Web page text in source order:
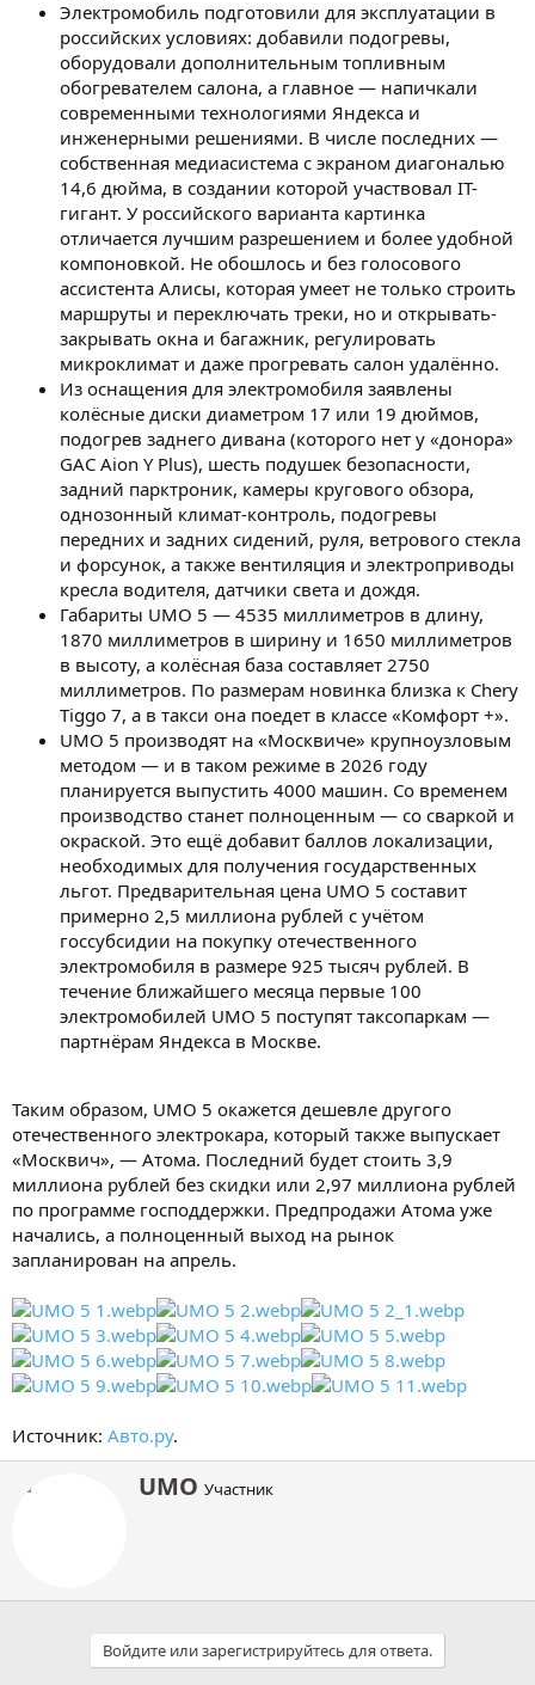
Электромобиль подготовили для эксплуатации в
российских условиях: добавили подогревы,
оборудовали дополнительным топливным
обогревателем салона, а главное — напичкали
современными технологиями Яндекса и
инженерными решениями. В числе последних —
собственная медиасистема с экраном диагональю
14,6 дюйма, в создании которой участвовал IT-
гигант. У российского варианта картинка
отличается лучшим разрешением и более удобной
компоновкой. Не обошлось и без голосового
ассистента Алисы, которая умеет не только строить
маршруты и переключать треки, но и открывать-
закрывать окна и багажник, регулировать
микроклимат и даже прогревать салон удалённо.
Из оснащения для электромобиля заявлены
колёсные диски диаметром 17 или 19 дюймов,
подогрев заднего дивана (которого нет у «донора»
GAC Aion Y Plus), шесть подушек безопасности,
задний парктроник, камеры кругового обзора,
однозонный климат-контроль, подогревы
передних и задних сидений, руля, ветрового стекла
и форсунок, а также вентиляция и электроприводы
кресла водителя, датчики света и дождя.
Габариты UMO 5 — 4535 миллиметров в длину,
1870 миллиметров в ширину и 1650 миллиметров
в высоту, а колёсная база составляет 2750
миллиметров. По размерам новинка близка к Chery
Tiggo 7, а в такси она поедет в классе «Комфорт +».
UMO 5 производят на «Москвиче» крупноузловым
методом — и в таком режиме в 2026 году
планируется выпустить 4000 машин. Со временем
производство станет полноценным — со сваркой и
окраской. Это ещё добавит баллов локализации,
необходимых для получения государственных
льгот. Предварительная цена UMO 5 составит
примерно 2,5 миллиона рублей с учётом
госсубсидии на покупку отечественного
электромобиля в размере 925 тысяч рублей. В
течение ближайшего месяца первые 100
электромобилей UMO 5 поступят таксопаркам —
партнёрам Яндекса в Москве.
Таким образом, UMO 5 окажется дешевле другого
отечественного электрокара, который также выпускает
«Москвич», — Атома. Последний будет стоить 3,9
миллиона рублей без скидки или 2,97 миллиона рублей
по программе господдержки. Предпродажи Атома уже
начались, а полноценный выход на рынок
запланирован на апрель.
Источник: Авто.ру.
А
в
UMO Участник
Войдите или зарегистрируйтесь для ответа.